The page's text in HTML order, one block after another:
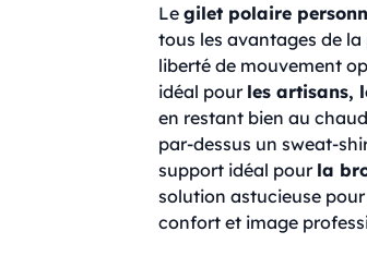
Le gilet polaire
tous les avantages de
liberté de mouvement
idéal pour les artisans,
en restant bien au
par-dessus un sweat-
support idéal pour la
solution astucieuse
confort et image